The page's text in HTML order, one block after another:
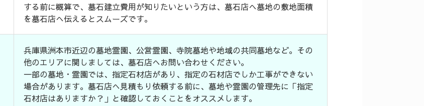
する前に概算で、墓石建立費用が知りたいという方は、墓石店へ墓地の敷地面積
を墓石店へ伝えるとスムーズです。
兵庫県洲本市近辺の墓地霊園、公営霊園、寺院墓地や地域の共同墓地など。その
他のエリアに関しましては、墓石店へお問い合わせください。
一部の墓地・霊園では、指定石材店があり、指定の石材店でしか工事ができない
場合があります。墓石店へ見積もり依頼する前に、墓地や霊園の管理先に「指定
石材店はありますか？」と確認しておくことをオススメします。